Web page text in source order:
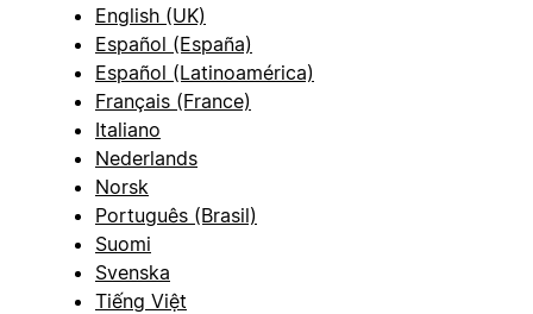
English (UK)
Español (España)
Español (Latinoamérica)
Français (France)
Italiano
Nederlands
Norsk
Português (Brasil)
Suomi
Svenska
Tiếng Việt